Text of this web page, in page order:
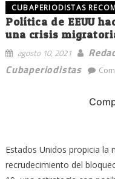
CUBAPERIODISTAS
Política de EEUU
una crisis
agosto 10, 2021
Cubaperiodistas
Estados Unidos propicia la
recrudecimiento del